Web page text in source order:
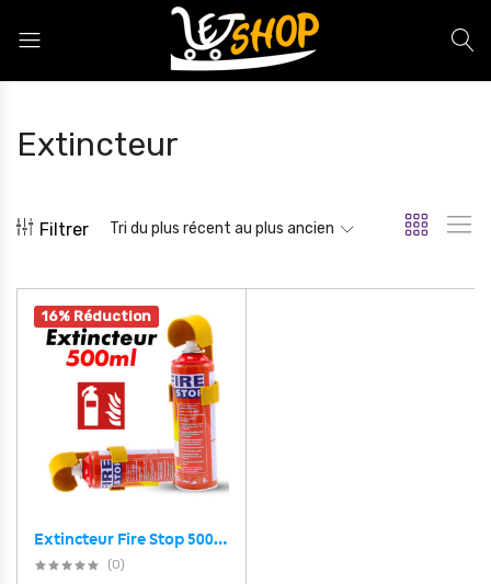
Extincteur
Filtrer Tri du plus récent au plus ancien
16% Réduction
Extincteur Fire Stop 500ml – مطفأة حريق
(0)